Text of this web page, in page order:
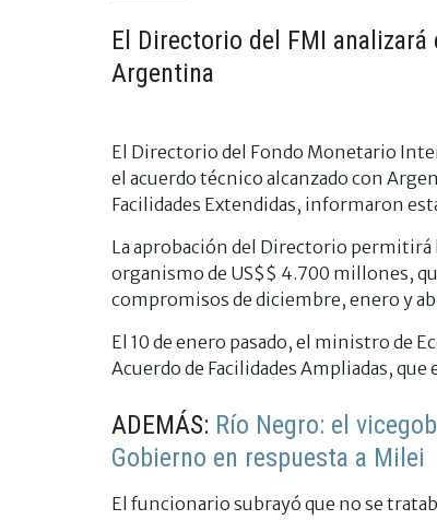
El Directorio del FMI
Argentina
El Directorio del Fondo Monetario
el acuerdo técnico alcanzado con
Facilidades Extendidas, informaron
La aprobación del Directorio permitirá
organismo de US$$ 4.700 millones,
compromisos de diciembre, enero y
El 10 de enero pasado, el ministro de
Acuerdo de Facilidades Ampliadas,
ADEMÁS: Río Negro: el
Gobierno en respuesta a Milei
El funcionario subrayó que no se